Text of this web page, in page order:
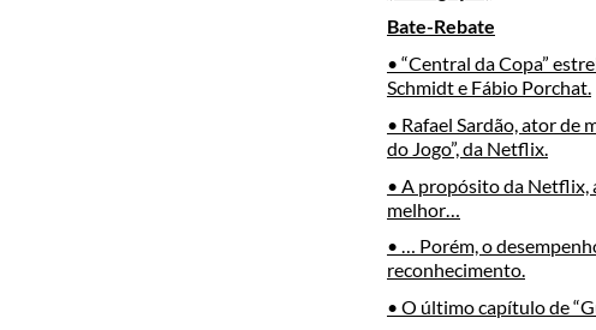
Bate-Rebate
• “Central da Copa”
Schmidt e Fábio Porchat.
• Rafael Sardão, ator de
do Jogo”, da Netflix.
• A propósito da Netflix,
melhor…
• … Porém, o
reconhecimento.
• O último capítulo de